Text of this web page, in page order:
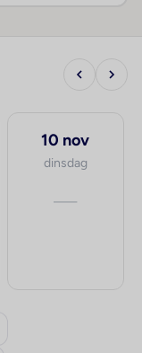
10 nov
dinsdag
—